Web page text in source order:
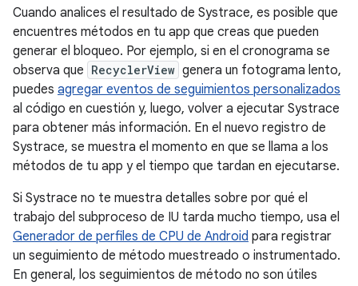
Cuando analices el resultado de Systrace, es posible que
encuentres métodos en tu app que creas que pueden
generar el bloqueo. Por ejemplo, si en el cronograma se
observa que RecyclerView genera un fotograma lento,
puedes agregar eventos de seguimientos personalizados
al código en cuestión y, luego, volver a ejecutar Systrace
para obtener más información. En el nuevo registro de
Systrace, se muestra el momento en que se llama a los
métodos de tu app y el tiempo que tardan en ejecutarse.
Si Systrace no te muestra detalles sobre por qué el
trabajo del subproceso de IU tarda mucho tiempo, usa el
Generador de perfiles de CPU de Android para registrar
un seguimiento de método muestreado o instrumentado.
En general, los seguimientos de método no son útiles